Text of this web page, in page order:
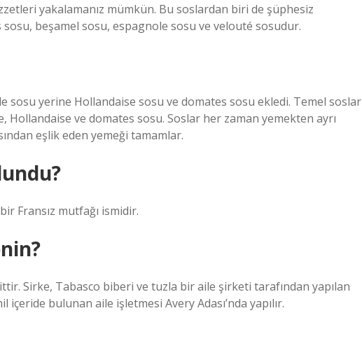
yakalamanız mümkün. Bu soslardan biri de şüphesiz
beşamel sosu, espagnole sosu ve velouté sosudur.
sosu yerine Hollandaise sosu ve domates sosu ekledi. Temel soslar
Hollandaise ve domates sosu. Soslar her zaman yemekten ayrı
eşlik eden yemeği tamamlar.
Fransız mutfağı ismidir.
Sirke, Tabasco biberi ve tuzla bir aile şirketi tarafından yapılan
içeride bulunan aile işletmesi Avery Adası’nda yapılır.